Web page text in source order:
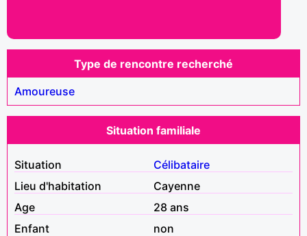
Type de rencontre recherché
Amoureuse
Situation familiale
Situation
Célibataire
Lieu d'habitation
Cayenne
Age
28 ans
Enfant
non